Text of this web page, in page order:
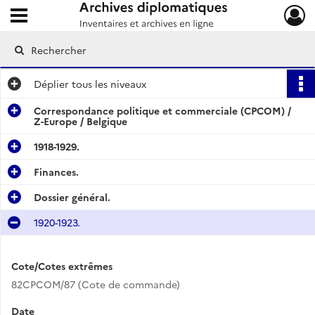
Archives diplomatiques
Ouvrir le menu déroulant
Déplier tous les niveaux
Correspondance politique et commerciale (CPCOM) /
Z-Europe / Belgique
1918-1929.
Finances.
Dossier général.
1920-1923.
Cote/Cotes extrêmes
82CPCOM/87 (Cote de commande)
Date